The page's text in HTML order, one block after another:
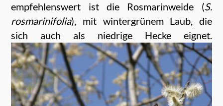
empfehlenswert ist die Rosmarinweide (S.
rosmarinifolia), mit wintergrünem Laub, die
sich auch als niedrige Hecke eignet.